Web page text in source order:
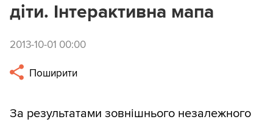
діти. Інтерактивна мапа
2013-10-01 00:00
Поширити
За результатами зовнішнього незалежного